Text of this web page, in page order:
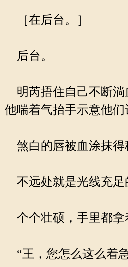
［在后台。］
后台。
明芮捂住自己不断淌
他喘着气抬手示意他们
煞白的唇被血涂抹得
不远处就是光线充足
个个壮硕，手里都拿
“王，您怎么这么着